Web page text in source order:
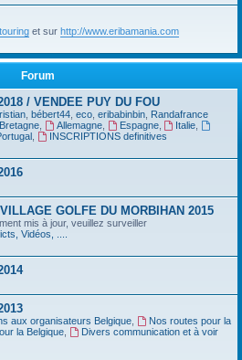
et sur http://www.eribamania.com
Forum
/ VENDEE PUY DU FOU
bébert44 eco eribabinbin Randafrance
, Allemagne, Espagne, Italie
,
INSCRIPTIONS definitives
GOLFE DU MORBIHAN 2015
mis à jour, veuillez surveiller
Vidéos, ....
aux organisateurs Belgique,
Nos routes pour la
la Belgique,
Divers communication et à voir